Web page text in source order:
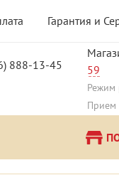
Гарантия и
888-13-45
59
Режим
Прием